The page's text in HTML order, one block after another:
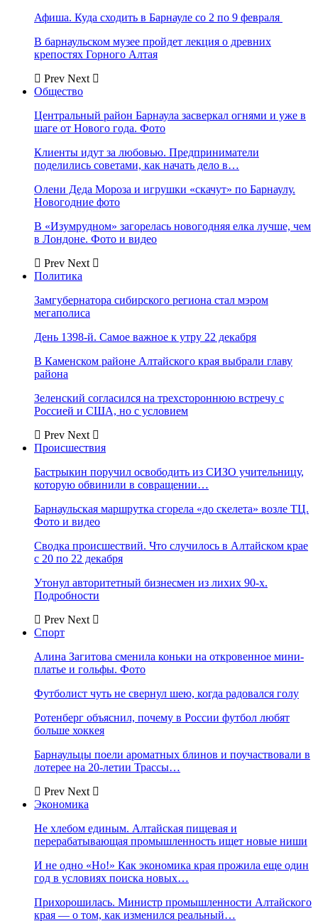
Афиша. Куда сходить в Барнауле со 2 по 9 февраля
В барнаульском музее пройдет лекция о древних
крепостях Горного Алтая
Prev Next
Общество
Центральный район Барнаула засверкал огнями и уже в
шаге от Нового года. Фото
Клиенты идут за любовью. Предприниматели
поделились советами, как начать дело в…
Олени Деда Мороза и игрушки «скачут» по Барнаулу.
Новогодние фото
В «Изумрудном» загорелась новогодняя елка лучше, чем
в Лондоне. Фото и видео
Prev Next
Политика
Замгубернатора сибирского региона стал мэром
мегаполиса
День 1398-й. Самое важное к утру 22 декабря
В Каменском районе Алтайского края выбрали главу
района
Зеленский согласился на трехстороннюю встречу с
Россией и США, но с условием
Prev Next
Происшествия
Бастрыкин поручил освободить из СИЗО учительницу,
которую обвинили в совращении…
Барнаульская маршрутка сгорела «до скелета» возле ТЦ.
Фото и видео
Сводка происшествий. Что случилось в Алтайском крае
с 20 по 22 декабря
Утонул авторитетный бизнесмен из лихих 90-х.
Подробности
Prev Next
Спорт
Алина Загитова сменила коньки на откровенное мини-
платье и гольфы. Фото
Футболист чуть не свернул шею, когда радовался голу
Ротенберг объяснил, почему в России футбол любят
больше хоккея
Барнаульцы поели ароматных блинов и поучаствовали в
лотерее на 20-летии Трассы…
Prev Next
Экономика
Не хлебом единым. Алтайская пищевая и
перерабатывающая промышленность ищет новые ниши
И не одно «Но!» Как экономика края прожила еще один
год в условиях поиска новых…
Прихорошилась. Министр промышленности Алтайского
края — о том, как изменился реальный…